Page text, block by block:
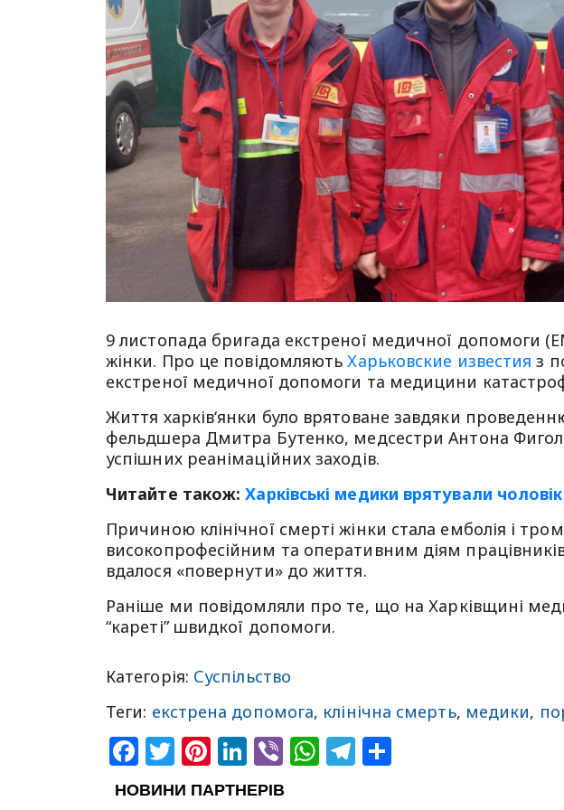
9 листопада бригада екстреної медичної допомоги
жінки. Про це повідомляютьХарьковские известия з
екстреної медичної допомоги та медицини
Життя харків‘янки було врятоване завдяки
фельдшера Дмитра Бутенко, медсестри Антона
успішних реанімаційних заходів.
Читайте також:Харківські медики врятували
Причиною клінічної смерті жінки стала емболія і
високопрофесійним та оперативним діям
вдалося «повернути» до життя.
Раніше ми повідомляли про те, що на Харківщині
“кареті” швидкої допомоги.
Категорія: Суспільство
Теги: екстрена допомога, клінічна смерть, медики,
Facebook
Twitter
Pinterest
LinkedIn
ViberWhatsApp
Telegram